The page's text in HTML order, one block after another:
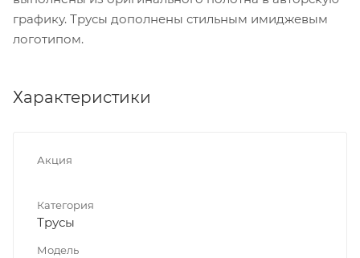
графику. Трусы дополнены стильным имиджевым
логотипом.
Характеристики
Акция
Категория
Трусы
Модель